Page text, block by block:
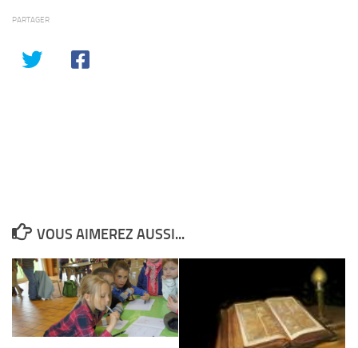
PARTAGER
VOUS AIMEREZ AUSSI...